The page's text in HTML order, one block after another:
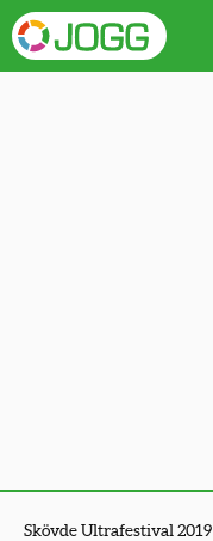
Skövde Ultrafestival 2019